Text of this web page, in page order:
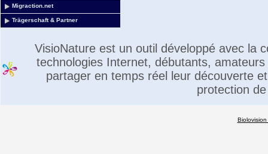
Migraction.net
Trägerschaft & Partner
VisioNature est un outil développé avec la
technologies Internet, débutants,
partager en temps réel leur découverte
protection
Biolovision